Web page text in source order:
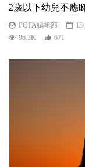
2歲以下幼兒不應
POPA編輯部
96.3K
671